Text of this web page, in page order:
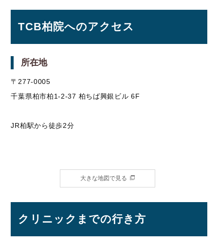
TCB柏院へのアクセス
所在地
〒277-0005
千葉県柏市柏1-2-37 柏ちば興銀ビル 6F
JR柏駅から徒歩2分
大きな地図で見る
クリニックまでの行き方